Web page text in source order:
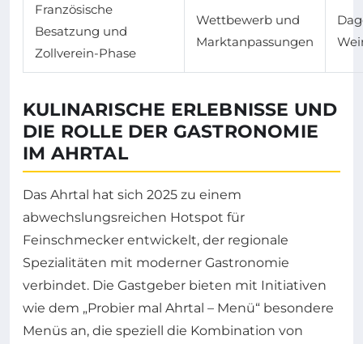
Französische
Besatzung und
Zollverein-Phase
Wettbewerb und
Marktanpassungen
KULINARISCHE ERLEBNISSE UND
DIE ROLLE DER GASTRONOMIE
IM AHRTAL
Das Ahrtal hat sich 2025 zu einem
abwechslungsreichen Hotspot für
Feinschmecker entwickelt, der regionale
Spezialitäten mit moderner Gastronomie
verbindet. Die Gastgeber bieten mit Initiativen
wie dem „Probier mal Ahrtal – Menü“ besondere
Menüs an, die speziell die Kombination von